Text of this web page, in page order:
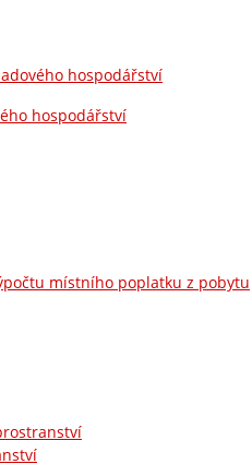
hospodářství
hospodářství
místního poplatku z pobytu